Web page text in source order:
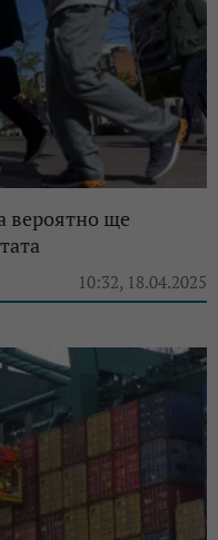
вероятно ще
10:32, 18.04.2025